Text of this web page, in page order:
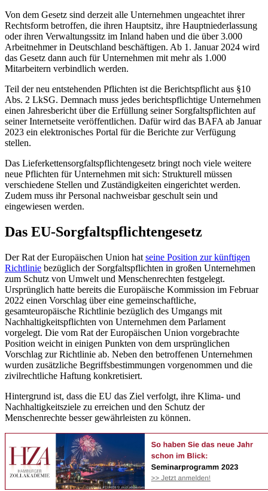
Von dem Gesetz sind derzeit alle Unternehmen ungeachtet ihrer
Rechtsform betroffen, die ihren Hauptsitz, ihre Hauptniederlassung
oder ihren Verwaltungssitz im Inland haben und die über 3.000
Arbeitnehmer in Deutschland beschäftigen. Ab 1. Januar 2024 wird
das Gesetz dann auch für Unternehmen mit mehr als 1.000
Mitarbeitern verbindlich werden.
Teil der neu entstehenden Pflichten ist die Berichtspflicht aus §10
Abs. 2 LkSG. Demnach muss jedes berichtspflichtige Unternehmen
einen Jahresbericht über die Erfüllung seiner Sorgfaltspflichten auf
seiner Internetseite veröffentlichen. Dafür wird das BAFA ab Januar
2023 ein elektronisches Portal für die Berichte zur Verfügung
stellen.
Das Lieferkettensorgfaltspflichtengesetz bringt noch viele weitere
neue Pflichten für Unternehmen mit sich: Strukturell müssen
verschiedene Stellen und Zuständigkeiten eingerichtet werden.
Zudem muss ihr Personal nachweisbar geschult sein und
eingewiesen werden.
Das EU-Sorgfaltspflichtengesetz
Der Rat der Europäischen Union hat seine Position zur künftigen
Richtlinie bezüglich der Sorgfaltspflichten in großen Unternehmen
zum Schutz von Umwelt und Menschenrechten festgelegt.
Ursprünglich hatte bereits die Europäische Kommission im Februar
2022 einen Vorschlag über eine gemeinschaftliche,
gesamteuropäische Richtlinie bezüglich des Umgangs mit
Nachhaltigkeitspflichten von Unternehmen dem Parlament
vorgelegt. Die vom Rat der Europäischen Union vorgebrachte
Position weicht in einigen Punkten von dem ursprünglichen
Vorschlag zur Richtlinie ab. Neben den betroffenen Unternehmen
wurden zusätzliche Begriffsbestimmungen vorgenommen und die
zivilrechtliche Haftung konkretisiert.
Hintergrund ist, dass die EU das Ziel verfolgt, ihre Klima- und
Nachhaltigkeitsziele zu erreichen und den Schutz der
Menschenrechte besser gewährleisten zu können.